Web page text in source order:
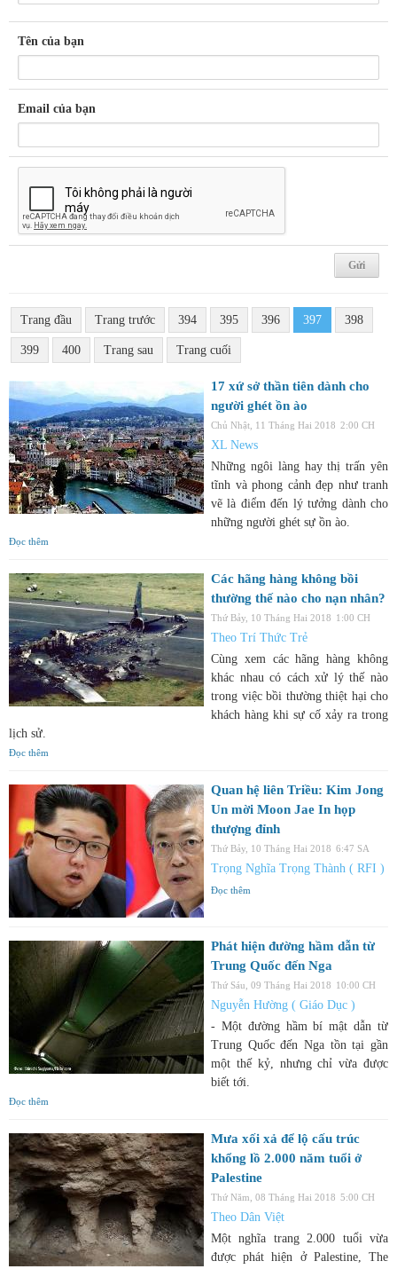
Tên của bạn
Email của bạn
Trang đầu Trang trước 394 395 396 397 398
399 400 Trang sau Trang cuối
17 xứ sở thần tiên dành cho
người ghét ồn ào
Chủ Nhật, 11 Tháng Hai 2018 2:00 CH
XL News
Những ngôi làng hay thị trấn yên
tĩnh và phong cảnh đẹp như tranh
vẽ là điểm đến lý tưởng dành cho
những người ghét sự ồn ào.
Đọc thêm
Các hãng hàng không bồi
thường thế nào cho nạn nhân?
Thứ Bảy, 10 Tháng Hai 2018 1:00 CH
Theo Trí Thức Trẻ
Cùng xem các hãng hàng không
khác nhau có cách xử lý thế nào
trong việc bồi thường thiệt hại cho
khách hàng khi sự cố xảy ra trong
lịch sử.
Đọc thêm
Quan hệ liên Triều: Kim Jong
Un mời Moon Jae In họp
thượng đỉnh
Thứ Bảy, 10 Tháng Hai 2018 6:47 SA
Trọng Nghĩa Trọng Thành ( RFI )
Đọc thêm
Phát hiện đường hầm dẫn từ
Trung Quốc đến Nga
Thứ Sáu, 09 Tháng Hai 2018 10:00 CH
Nguyễn Hường ( Giáo Dục )
- Một đường hầm bí mật dẫn từ
Trung Quốc đến Nga tồn tại gần
một thế kỷ, nhưng chỉ vừa được
biết tới.
Đọc thêm
Mưa xối xả để lộ cấu trúc
khổng lồ 2.000 năm tuổi ở
Palestine
Thứ Năm, 08 Tháng Hai 2018 5:00 CH
Theo Dân Việt
Một nghĩa trang 2.000 tuổi vừa
được phát hiện ở Palestine, The